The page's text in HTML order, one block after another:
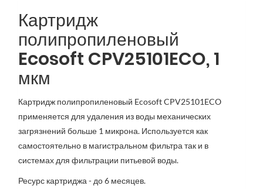
Картридж
полипропиленовый
Ecosoft CPV25101ECO, 1
мкм
Картридж полипропиленовый Ecosoft CPV25101ECO
применяется для удаления из воды механических
загрязнений больше 1 микрона. Используется как
самостоятельно в магистральном фильтра так и в
системах для фильтрации питьевой воды.
Ресурс картриджа - до 6 месяцев.